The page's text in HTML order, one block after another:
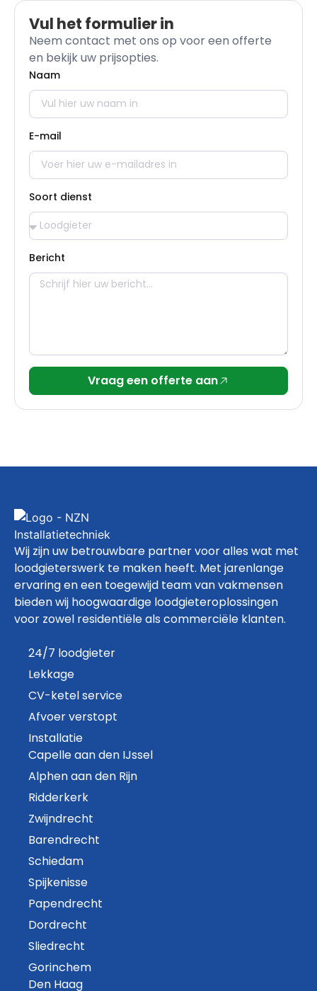
Vul het formulier in
Neem contact met ons op voor een offerte
en bekijk uw prijsopties.
Naam
E-mail
Soort dienst
Bericht
Vraag een offerte aan
Wij zijn uw betrouwbare partner voor alles wat met
loodgieterswerk te maken heeft. Met jarenlange
ervaring en een toegewijd team van vakmensen
bieden wij hoogwaardige loodgieteroplossingen
voor zowel residentiële als commerciële klanten.
24/7 loodgieter
Lekkage
CV-ketel service
Afvoer verstopt
Installatie
Capelle aan den IJssel
Alphen aan den Rijn
Ridderkerk
Zwijndrecht
Barendrecht
Schiedam
Spijkenisse
Papendrecht
Dordrecht
Sliedrecht
Gorinchem
Den Haag